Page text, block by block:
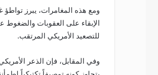
ومع هذه المغامرات، يبرز تواطؤ
الإبقاء على العقوبات والضغوط
للتصعيد الأمريكي المرتقب.
وفي المقابل، فإن الذعر